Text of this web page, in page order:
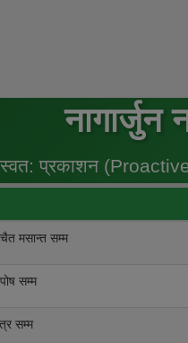
नागार्जुन
स्वत: प्रकाशन
मसान्त सम्म
सम्म
सम्म